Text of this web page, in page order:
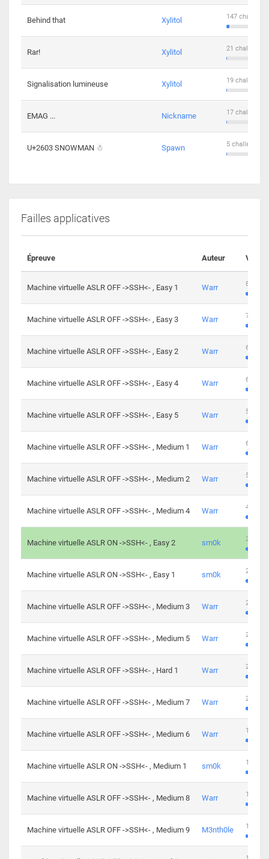
Behind that Xylitol 147
Rar! Xylitol 21
Signalisation lumineuse Xylitol 19
EMAG ... Nickname 17
U+2603 SNOWMAN ☃ Spawn 5 challengers
Failles applicatives
Épreuve Auteur
Machine virtuelle ASLR OFF ->SSH<- , Easy 1 Warr 801
Machine virtuelle ASLR OFF ->SSH<- , Easy 3 Warr 746
Machine virtuelle ASLR OFF ->SSH<- , Easy 2 Warr 681
Machine virtuelle ASLR OFF ->SSH<- , Easy 4 Warr 645
Machine virtuelle ASLR OFF ->SSH<- , Easy 5 Warr 561
Machine virtuelle ASLR OFF ->SSH<- , Medium 1 Warr 605
Machine virtuelle ASLR OFF ->SSH<- , Medium 2 Warr 509
Machine virtuelle ASLR OFF ->SSH<- , Medium 4 Warr 413
Machine virtuelle ASLR ON ->SSH<- , Easy 2 sm0k 247
Machine virtuelle ASLR ON ->SSH<- , Easy 1 sm0k 219
Machine virtuelle ASLR OFF ->SSH<- , Medium 3 Warr 280
Machine virtuelle ASLR OFF ->SSH<- , Medium 5 Warr 265
Machine virtuelle ASLR OFF ->SSH<- , Hard 1 Warr 224
Machine virtuelle ASLR OFF ->SSH<- , Medium 7 Warr 230
Machine virtuelle ASLR OFF ->SSH<- , Medium 6 Warr 168
Machine virtuelle ASLR ON ->SSH<- , Medium 1 sm0k 139
Machine virtuelle ASLR OFF ->SSH<- , Medium 8 Warr 112
Machine virtuelle ASLR OFF ->SSH<- , Medium 9 M3nth0le 100